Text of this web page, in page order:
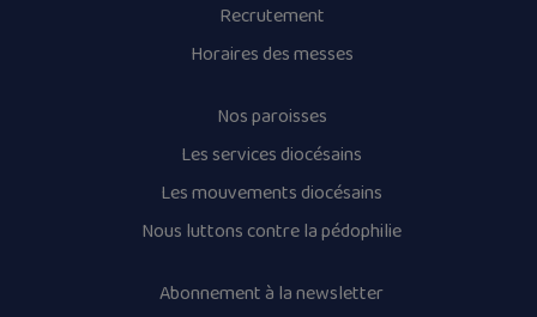
Recrutement
Horaires des messes
Nos paroisses
Les services diocésains
Les mouvements diocésains
Nous luttons contre la pédophilie
Abonnement à la newsletter